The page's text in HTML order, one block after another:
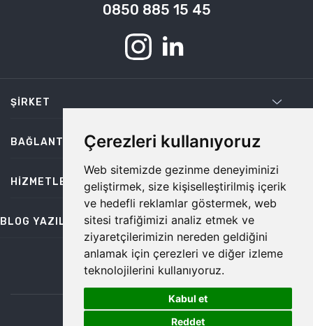
Çerezleri kullanıyoruz
Web sitemizde gezinme deneyiminizi
geliştirmek, size kişiselleştirilmiş içerik
ve hedefli reklamlar göstermek, web
sitesi trafiğimizi analiz etmek ve
ziyaretçilerimizin nereden geldiğini
anlamak için çerezleri ve diğer izleme
teknolojilerini kullanıyoruz.
Kabul et
Reddet
0850 885 15 45
ŞIRKET
BAĞLANTILAR
HIZMETLER
BLOG YAZILARI
bilgi@temiz.co
©2026 Temiz, Her Hakkı Saklıdır.